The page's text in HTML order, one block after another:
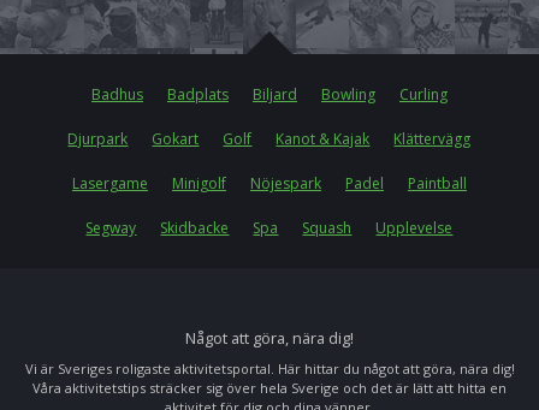
Badhus Badplats Biljard Bowling Curling
Djurpark Gokart Golf Kanot & Kajak Klättervägg
Lasergame Minigolf Nöjespark Padel Paintball
Segway Skidbacke Spa Squash Upplevelse
Något att göra, nära dig!
Vi är Sveriges roligaste aktivitetsportal. Här hittar du något att göra, nära dig!
Våra aktivitetstips sträcker sig över hela Sverige och det är lätt att hitta en